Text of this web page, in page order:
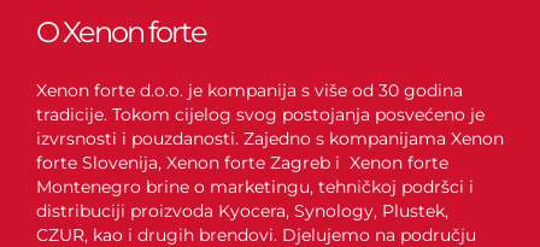
O Xenon forte
Xenon forte d.o.o. je kompanija s više od 30 godina
tradicije. Tokom cijelog svog postojanja posvećeno je
izvrsnosti i pouzdanosti. Zajedno s kompanijama Xenon
forte Slovenija, Xenon forte Zagreb i Xenon forte
Montenegro brine o marketingu, tehničkoj podršci i
distribuciji proizvoda Kyocera, Synology, Plustek,
CZUR, kao i drugih brendovi. Djelujemo na području